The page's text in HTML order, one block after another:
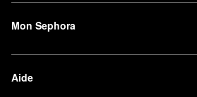
Mon Sephora
Aide